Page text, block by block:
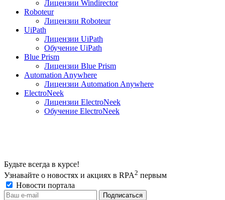
Лицензии Windirector
Roboteur
Лицензии Roboteur
UiPath
Лицензии UiPath
Обучение UiPath
Blue Prism
Лицензии Blue Prism
Automation Anywhere
Лицензии Automation Anywhere
ElectroNeek
Лицензии ElectroNeek
Обучение ElectroNeek
Будьте всегда в курсе!
Узнавайте о новостях и акциях в RPA2 первым
Новости портала